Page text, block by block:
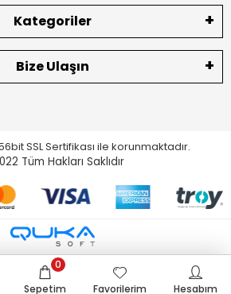
Kategoriler
Bize Ulaşın
SSL Sertifikası ile korunmaktadır.
Tüm Hakları Saklıdır
Sepetim
0
Favorilerim
Hesabım